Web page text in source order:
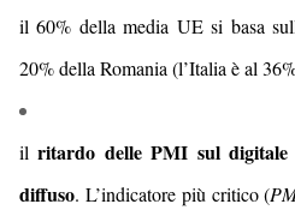
il60% della media UE si basa sul
20% della Romania (l’Italia è al 36
ilritardo delle PMI sul digitale
diffuso. L’indicatore più critico (